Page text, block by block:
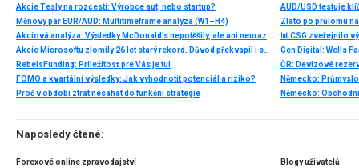
Akcie Tesly na rozcestí: Výrobce aut, nebo startup?
Měnový pár EUR/AUD: Multitimeframe analýza (W1–H4)
Akciová analýza: Výsledky McDonald’s nepotěšily, ale ani neurazily. Jakou vizi společnost prezentovala?
Akcie Microsoftu zlomily 26 let starý rekord. Důvod překvapil i samotné investory
RebelsFunding: Príležitosť pre Vás je tu!
FOMO a kvartální výsledky: Jak vyhodnotit potenciál a riziko?
Proč v období ztrát nesahat do funkční strategie
AUD/USD testuje
Zlato po průlomu
📊 CSG zveřejnilo
ČR: Devizové
Naposledy čtené:
Forexové online zpravodajství
Blogy uživatelů